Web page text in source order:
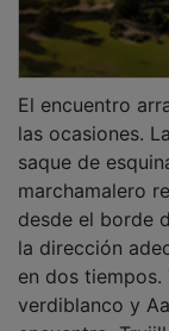
las ocasiones.
saque de
marchamalero
desde el borde
la dirección
en dos
verdiblanco y
encuentro.